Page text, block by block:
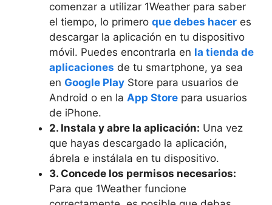
comenzar a utilizar 1Weather para saber
el tiempo, lo primero que debes hacer es
descargar la aplicación en tu dispositivo
móvil. Puedes encontrarla en la tienda de
aplicaciones de tu smartphone, ya sea
en Google Play Store para usuarios de
Android o en la App Store para usuarios
de iPhone.
2. Instala y abre la aplicación: Una vez
que hayas descargado la aplicación,
ábrela e instálala en tu dispositivo.
3. Concede los permisos necesarios:
Para que 1Weather funcione